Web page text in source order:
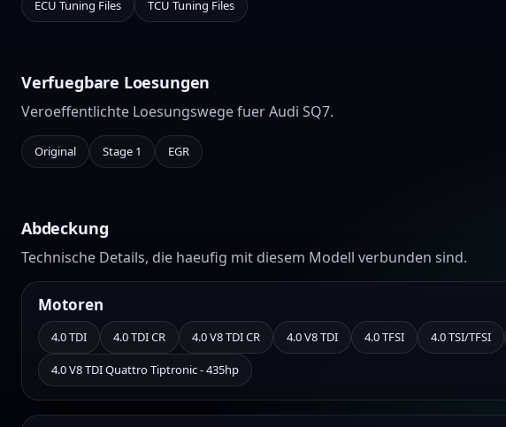
ECU Tuning Files TCU Tuning Files
Verfuegbare Loesungen
Veroeffentlichte Loesungswege fuer Audi SQ7.
Original Stage 1 EGR
Abdeckung
Technische Details, die haeufig mit diesem Modell verbunden sind.
Motoren
4.0 TDI 4.0 TDI CR 4.0 V8 TDI CR 4.0 V8 TDI 4.0 TFSI 4.0 TSI/TFSI
4.0 V8 TDI Quattro Tiptronic - 435hp